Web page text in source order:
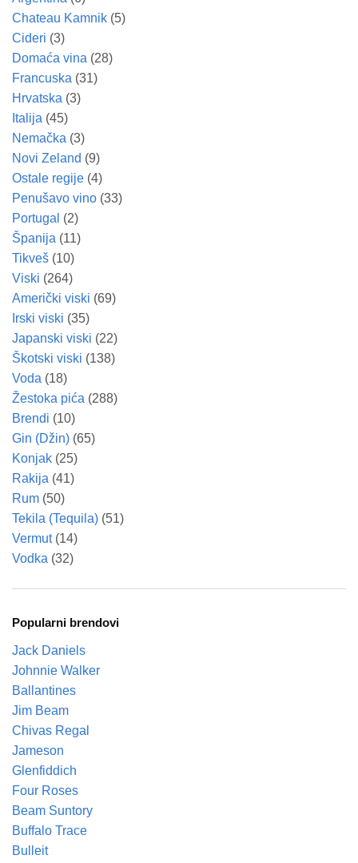
Chateau Kamnik (5)
Cideri (3)
Domaća vina (28)
Francuska (31)
Hrvatska (3)
Italija (45)
Nemačka (3)
Novi Zeland (9)
Ostale regije (4)
Penušavo vino (33)
Portugal (2)
Španija (11)
Tikveš (10)
Viski (264)
Američki viski (69)
Irski viski (35)
Japanski viski (22)
Škotski viski (138)
Voda (18)
Žestoka pića (288)
Brendi (10)
Gin (Džin) (65)
Konjak (25)
Rakija (41)
Rum (50)
Tekila (Tequila) (51)
Vermut (14)
Vodka (32)
Popularni brendovi
Jack Daniels
Johnnie Walker
Ballantines
Jim Beam
Chivas Regal
Jameson
Glenfiddich
Four Roses
Beam Suntory
Buffalo Trace
Bulleit